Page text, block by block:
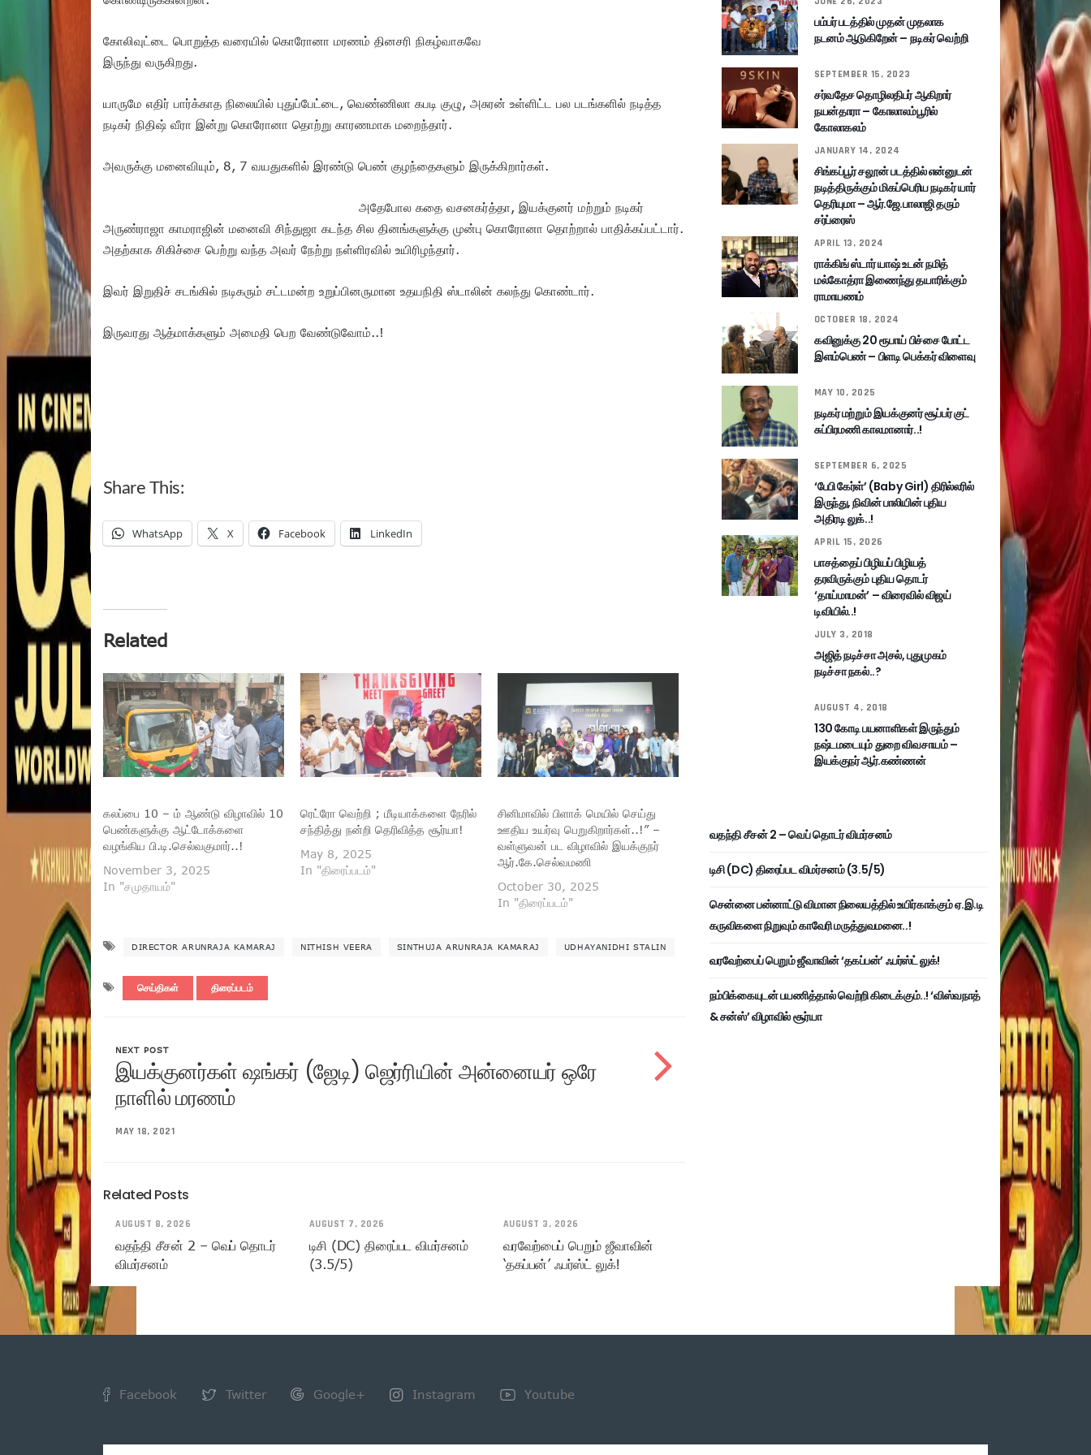
கோலிவுட்டை பொறுத்த வரையில் கொரோனா மரணம் தினசரி நிகழ்வாகவே
இருந்து வருகிறது.
யாருமே எதிர் பார்க்காத நிலையில் புதுப்பேட்டை, வெண்ணிலா கபடி குழு, அசுரன் உள்ளிட்ட பல படங்களில் நடித்த
நடிகர் நிதிஷ் வீரா இன்று கொரோனா தொற்று காரணமாக மறைந்தார்.
அவருக்கு மனைவியும், 8, 7 வயதுகளில் இரண்டு பெண் குழந்தைகளும் இருக்கிறார்கள்.
அதேபோல கதை வசனகர்த்தா, இயக்குனர் மற்றும் நடிகர்
அருண்ராஜா காமராஜின் மனைவி சிந்துஜா கடந்த சில தினங்களுக்கு முன்பு கொரோனா தொற்றால் பாதிக்கப்பட்டார்.
அதற்காக சிகிச்சை பெற்று வந்த அவர் நேற்று நள்ளிரவில் உயிரிழந்தார்.
இவர் இறுதிச் சடங்கில் நடிகரும் சட்டமன்ற உறுப்பினருமான உதயநிதி ஸ்டாலின் கலந்து கொண்டார்.
இருவரது ஆத்மாக்களும் அமைதி பெற வேண்டுவோம்..!
Share This:
WhatsApp X Facebook LinkedIn
Related
கலப்பை 10 – ம் ஆண்டு விழாவில் 10
பெண்களுக்கு ஆட்டோக்களை
வழங்கிய பி.டி.செல்வகுமார்..!
November 3, 2025
In "சமுதாயம்"
ரெட்ரோ வெற்றி ; மீடியாக்களை நேரில்
சந்தித்து நன்றி தெரிவித்த சூர்யா!
May 8, 2025
In "திரைப்படம்"
சினிமாவில் பிளாக் மெயில் செய்து
ஊதிய உயர்வு பெறுகிறார்கள்..!” –
வள்ளுவன் பட விழாவில் இயக்குநர்
ஆர்.கே.செல்வமணி
October 30, 2025
In "திரைப்படம்"
DIRECTOR ARUNRAJA KAMARAJ NITHISH VEERA SINTHUJA ARUNRAJA KAMARAJ UDHAYANIDHI STALIN
செய்திகள் திரைப்படம்
NEXT POST
இயக்குனர்கள் ஷங்கர் (ஜேடி) ஜெர்ரியின் அன்னையர் ஒரே
நாளில் மரணம்
MAY 18, 2021
Related Posts
AUGUST 8, 2026
வதந்தி சீசன் 2 – வெப் தொடர்
விமர்சனம்
AUGUST 7, 2026
டிசி (DC) திரைப்பட விமர்சனம்
(3.5/5)
AUGUST 3, 2026
வரவேற்பைப் பெறும் ஜீவாவின்
‘தகப்பன்’ ஃபர்ஸ்ட் லுக்!
பம்பர் படத்தில் முதன் முதலாக
நடனம் ஆடுகிறேன் – நடிகர் வெற்றி
SEPTEMBER 15, 2023
சர்வதேச தொழிலதிபர் ஆகிறார்
நயன்தாரா – கோலாலம்பூரில்
கோலாகலம்
JANUARY 14, 2024
சிங்கப்பூர் சலூன் படத்தில் என்னுடன்
நடித்திருக்கும் மிகப்பெரிய நடிகர் யார்
தெரியுமா – ஆர்.ஜே.பாலாஜி தரும்
சர்ப்ரைஸ்
APRIL 13, 2024
ராக்கிங் ஸ்டார் யாஷ் உடன் நமித்
மல்கோத்ரா இணைந்து தயாரிக்கும்
ராமாயணம்
OCTOBER 18, 2024
கவினுக்கு 20 ரூபாய் பிச்சை போட்ட
இளம்பெண் – பிளடி பெக்கர் விளைவு
MAY 10, 2025
நடிகர் மற்றும் இயக்குனர் சூப்பர் குட்
சுப்பிரமணி காலமானார்..!
SEPTEMBER 6, 2025
‘பேபி கேர்ள்’ (Baby Girl) திரில்லரில்
இருந்து, நிவின் பாலியின் புதிய
அதிரடி லுக்..!
APRIL 15, 2026
பாசத்தைப் பிழியப் பிழியத்
தரவிருக்கும் புதிய தொடர்
‘தாய்மாமன்’ – விரைவில் விஜய்
டிவியில்..!
JULY 3, 2018
அஜித் நடிச்சா அசல், புதுமுகம்
நடிச்சா நகல்..?
AUGUST 4, 2018
130 கோடி பயனாளிகள் இருந்தும்
நஷ்டமடையும் துறை விவசாயம் –
இயக்குநர் ஆர்.கண்ணன்
வதந்தி சீசன் 2 – வெப் தொடர் விமர்சனம்
டிசி (DC) திரைப்பட விமர்சனம் (3.5/5)
சென்னை பன்னாட்டு விமான நிலையத்தில் உயிர்காக்கும் ஏ.இ.டி
கருவிகளை நிறுவும் காவேரி மருத்துவமனை..!
வரவேற்பைப் பெறும் ஜீவாவின் ‘தகப்பன்’ ஃபர்ஸ்ட் லுக்!
நம்பிக்கையுடன் பயணித்தால் வெற்றி கிடைக்கும்..! ‘விஸ்வநாத்
& சன்ஸ்’ விழாவில் சூர்யா
Facebook Twitter Google+ Instagram Youtube